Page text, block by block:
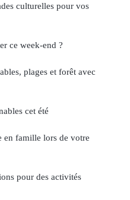
culturelles pour vos
ce week-end ?
plages et forêt avec
cet été
en famille lors de votre
pour des activités